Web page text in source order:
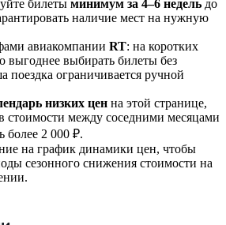
билеты минимум за 4–6 недель до
наличие мест на нужную
авиакомпании RT: на коротких
выгоднее выбирать билеты без
поездка ограничивается ручной
низких цен на этой странице,
стоимости между соседними месяцами
более 2 000 ₽.
на график динамики цен, чтобы
сезонного снижения стоимости на